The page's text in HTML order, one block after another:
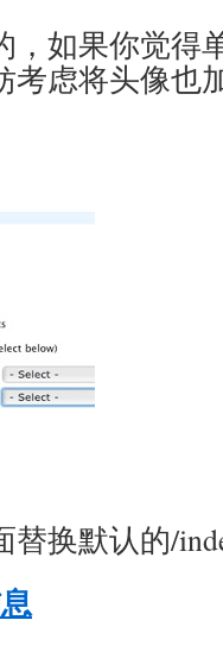
，如果你觉得
考虑将头像也
换默认的/